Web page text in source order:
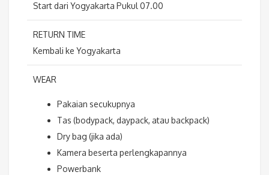
Start dari Yogyakarta Pukul 07.00
RETURN TIME
Kembali ke Yogyakarta
WEAR
Pakaian secukupnya
Tas (bodypack, daypack, atau backpack)
Dry bag (jika ada)
Kamera beserta perlengkapannya
Powerbank